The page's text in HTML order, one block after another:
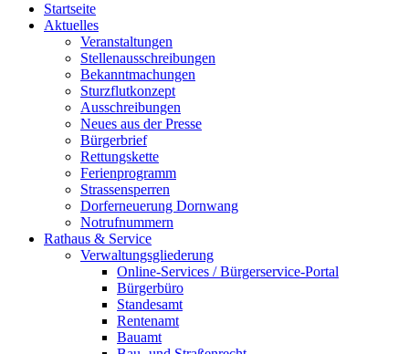
Startseite
Aktuelles
Veranstaltungen
Stellenausschreibungen
Bekanntmachungen
Sturzflutkonzept
Ausschreibungen
Neues aus der Presse
Bürgerbrief
Rettungskette
Ferienprogramm
Strassensperren
Dorferneuerung Dornwang
Notrufnummern
Rathaus & Service
Verwaltungsgliederung
Online-Services / Bürgerservice-Portal
Bürgerbüro
Standesamt
Rentenamt
Bauamt